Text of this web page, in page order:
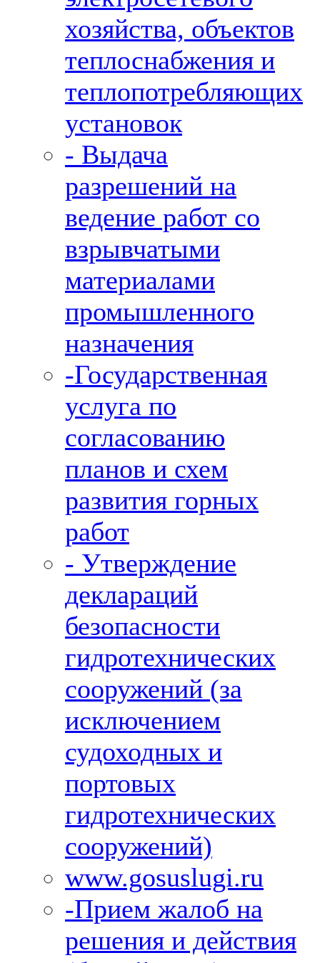
хозяйства, объектов
теплоснабжения и
теплопотребляющих
установок
- Выдача
разрешений на
ведение работ со
взрывчатыми
материалами
промышленного
назначения
-Государственная
услуга по
согласованию
планов и схем
развития горных
работ
- Утверждение
деклараций
безопасности
гидротехнических
сооружений (за
исключением
судоходных и
портовых
гидротехнических
сооружений)
www.gosuslugi.ru
-Прием жалоб на
решения и действия